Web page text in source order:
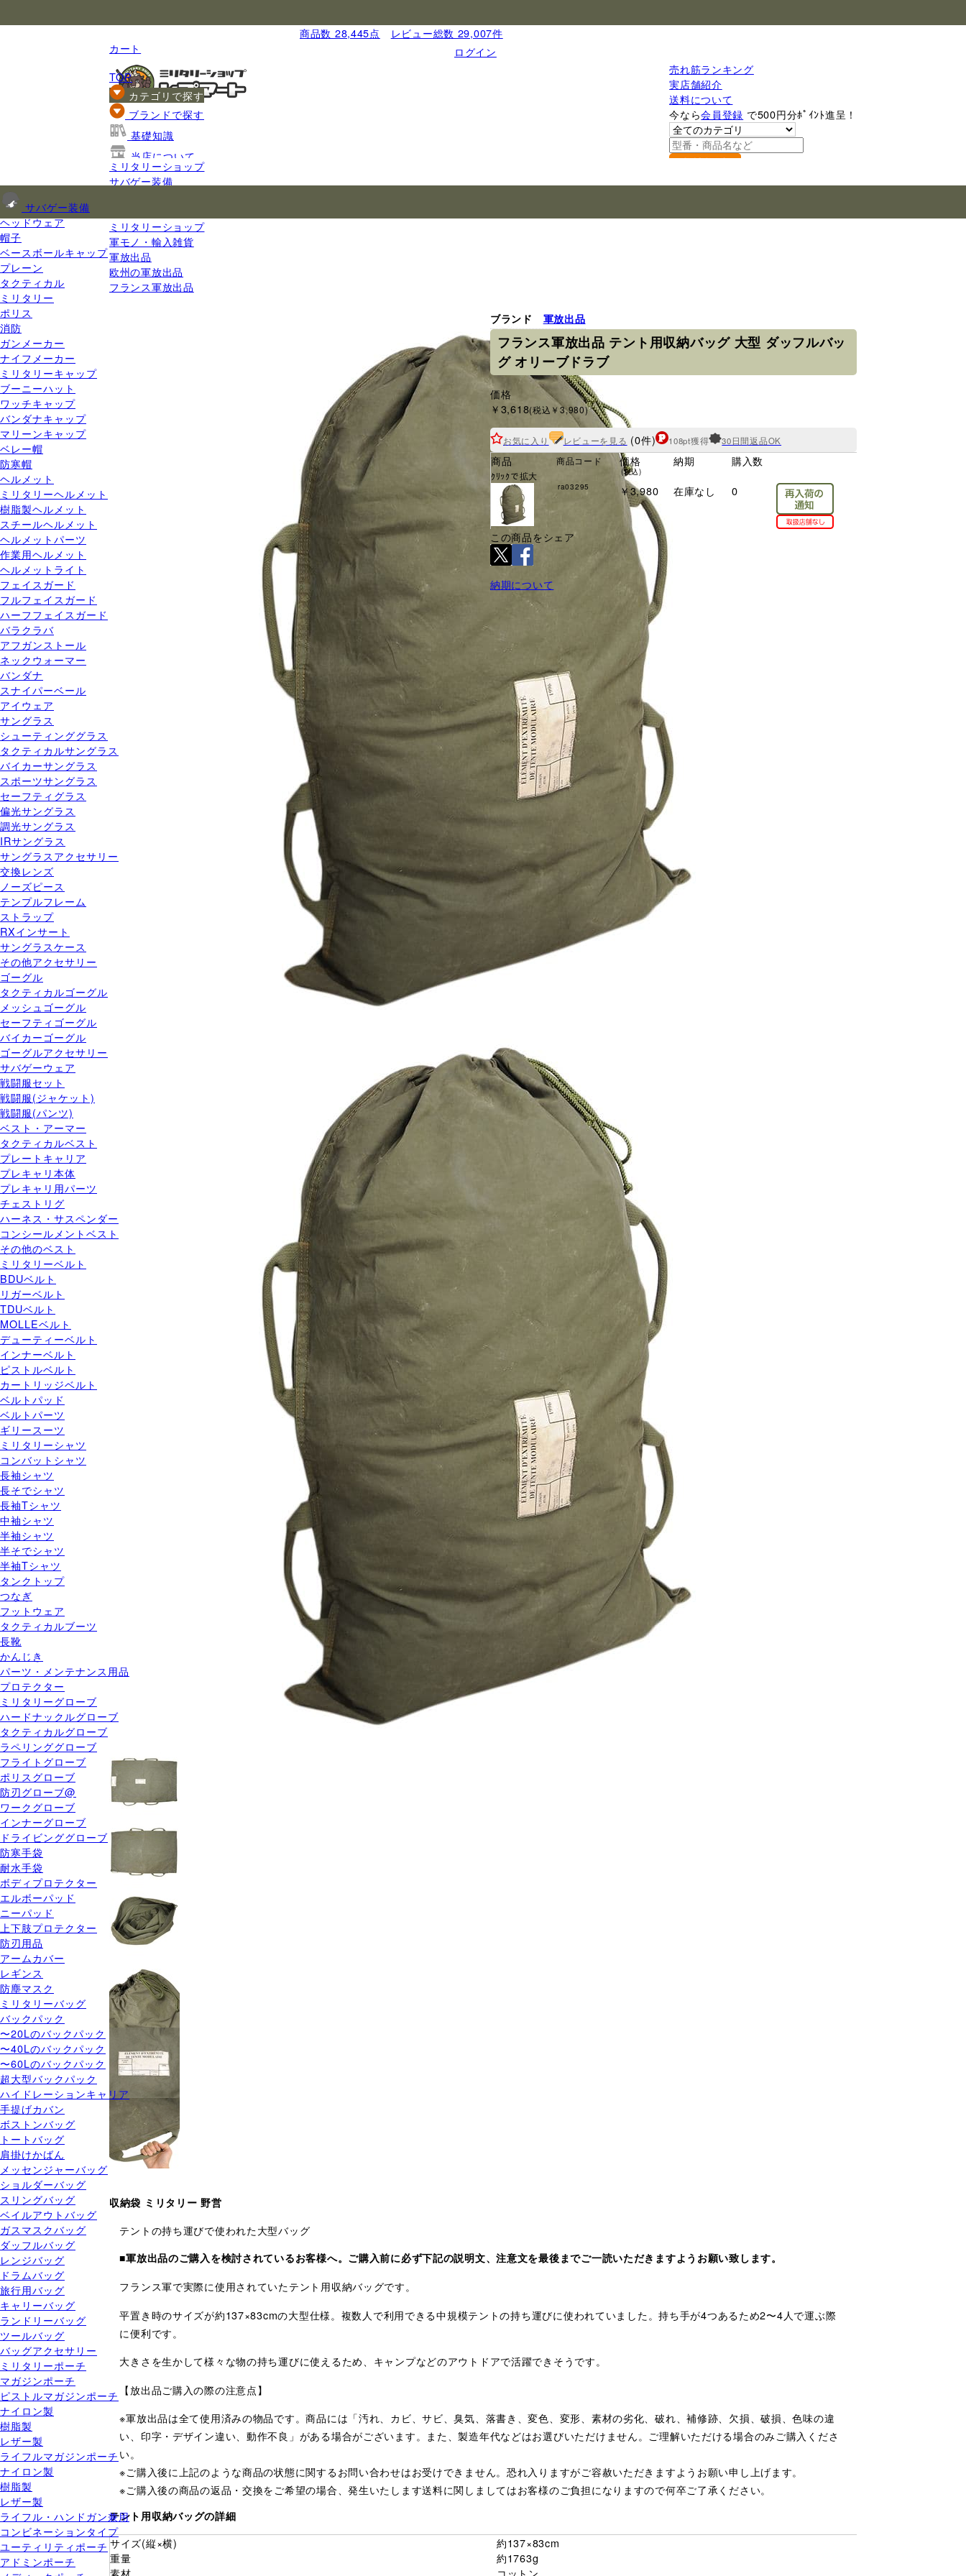
商品数 28,445点
レビュー総数 29,007件
ログイン
カート
売れ筋ランキング
実店舗紹介
送料について
今なら会員登録 で500円分ﾎﾟｲﾝﾄ進呈！
TOP
カテゴリで探す
サバゲー装備
ヘッドウェア
帽子
ベースボールキャップ
プレーン
タクティカル
ミリタリー
ポリス
消防
ガンメーカー
ナイフメーカー
ミリタリーキャップ
ブーニーハット
ワッチキャップ
バンダナキャップ
マリーンキャップ
ベレー帽
防寒帽
ヘルメット
ミリタリーヘルメット
樹脂製ヘルメット
スチールヘルメット
ヘルメットパーツ
作業用ヘルメット
ヘルメットライト
フェイスガード
フルフェイスガード
ハーフフェイスガード
バラクラバ
アフガンストール
ネックウォーマー
バンダナ
スナイパーベール
アイウェア
サングラス
シューティンググラス
タクティカルサングラス
バイカーサングラス
スポーツサングラス
セーフティグラス
偏光サングラス
調光サングラス
IRサングラス
サングラスアクセサリー
交換レンズ
ノーズピース
テンプルフレーム
ストラップ
RXインサート
サングラスケース
その他アクセサリー
ゴーグル
タクティカルゴーグル
メッシュゴーグル
セーフティゴーグル
バイカーゴーグル
ゴーグルアクセサリー
サバゲーウェア
戦闘服セット
戦闘服(ジャケット)
戦闘服(パンツ)
ベスト・アーマー
タクティカルベスト
プレートキャリア
プレキャリ本体
プレキャリ用パーツ
チェストリグ
ハーネス・サスペンダー
コンシールメントベスト
その他のベスト
ミリタリーベルト
BDUベルト
リガーベルト
TDUベルト
MOLLEベルト
デューティーベルト
インナーベルト
ピストルベルト
カートリッジベルト
ベルトパッド
ベルトパーツ
ギリースーツ
ミリタリーシャツ
コンバットシャツ
長袖シャツ
長そでシャツ
長袖Tシャツ
中袖シャツ
半袖シャツ
半そでシャツ
半袖Tシャツ
タンクトップ
つなぎ
フットウェア
タクティカルブーツ
長靴
かんじき
パーツ・メンテナンス用品
プロテクター
ミリタリーグローブ
ハードナックルグローブ
タクティカルグローブ
ラペリンググローブ
フライトグローブ
ポリスグローブ
防刃グローブ@
ワークグローブ
インナーグローブ
ドライビンググローブ
防寒手袋
耐水手袋
ボディプロテクター
エルボーパッド
ニーパッド
上下肢プロテクター
防刃用品
アームカバー
レギンス
防塵マスク
ミリタリーバッグ
バックパック
〜20Lのバックパック
〜40Lのバックパック
〜60Lのバックパック
超大型バックパック
ハイドレーションキャリア
手提げカバン
ボストンバッグ
トートバッグ
肩掛けかばん
メッセンジャーバッグ
ショルダーバッグ
スリングバッグ
ベイルアウトバッグ
ガスマスクバッグ
ダッフルバッグ
レンジバッグ
ドラムバッグ
旅行用バッグ
キャリーバッグ
ランドリーバッグ
ツールバッグ
バッグアクセサリー
ミリタリーポーチ
マガジンポーチ
ピストルマガジンポーチ
ナイロン製
樹脂製
レザー製
ライフルマガジンポーチ
ナイロン製
樹脂製
レザー製
ライフル・ハンドガン兼用
コンビネーションタイプ
ユーティリティポーチ
アドミンポーチ
ブランドで探す
基礎知識
当店について
ご利用ガイド
ミリタリーショップ
サバゲー装備
ミリタリーショップ
軍モノ・輸入雑貨
軍放出品
欧州の軍放出品
フランス軍放出品
ブランド 軍放出品
フランス軍放出品 テント用収納バッグ 大型 ダッフルバッ
グ オリーブドラブ
価格
￥3,618(税込￥3,980)
お気に入り レビューを見る (0件) 108pt獲得 30日間返品OK
商品
ｸﾘｯｸで拡大
商品コード 価格
(税込)
納期 購入数
ra03295 ￥3,980 在庫なし 0
この商品をシェア
納期について
収納袋 ミリタリー 野営
テントの持ち運びで使われた大型バッグ
■軍放出品のご購入を検討されているお客様へ。ご購入前に必ず下記の説明文、注意文を最後までご一読いただきますようお願い致します。
フランス軍で実際に使用されていたテント用収納バッグです。
平置き時のサイズが約137×83cmの大型仕様。複数人で利用できる中規模テントの持ち運びに使われていました。持ち手が4つあるため2〜4人で運ぶ際
に便利です。
大きさを生かして様々な物の持ち運びに使えるため、キャンプなどのアウトドアで活躍できそうです。
【放出品ご購入の際の注意点】
※軍放出品は全て使用済みの物品です。商品には「汚れ、カビ、サビ、臭気、落書き、変色、変形、素材の劣化、破れ、補修跡、欠損、破損、色味の違
い、印字・デザイン違い、動作不良」がある場合がございます。また、製造年代などはお選びいただけません。ご理解いただける場合のみご購入くださ
い。
※ご購入後に上記のような商品の状態に関するお問い合わせはお受けできません。恐れ入りますがご容赦いただきますようお願い申し上げます。
※ご購入後の商品の返品・交換をご希望の場合、発生いたします送料に関しましてはお客様のご負担になりますので何卒ご了承ください。
テント用収納バッグの詳細
サイズ(縦×横)
約137×83cm
重量
約1763g